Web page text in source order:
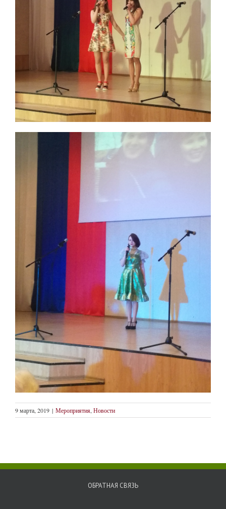
9 марта, 2019 | Мероприятия, Новости
ОБРАТНАЯ СВЯЗЬ